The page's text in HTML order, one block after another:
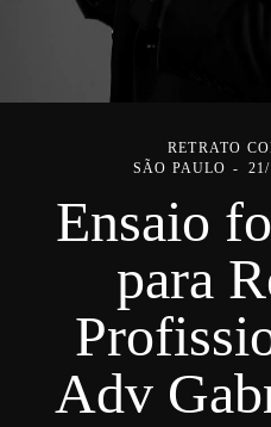
RETRATO
SÃO PAULO
Ensaio
para
Adv